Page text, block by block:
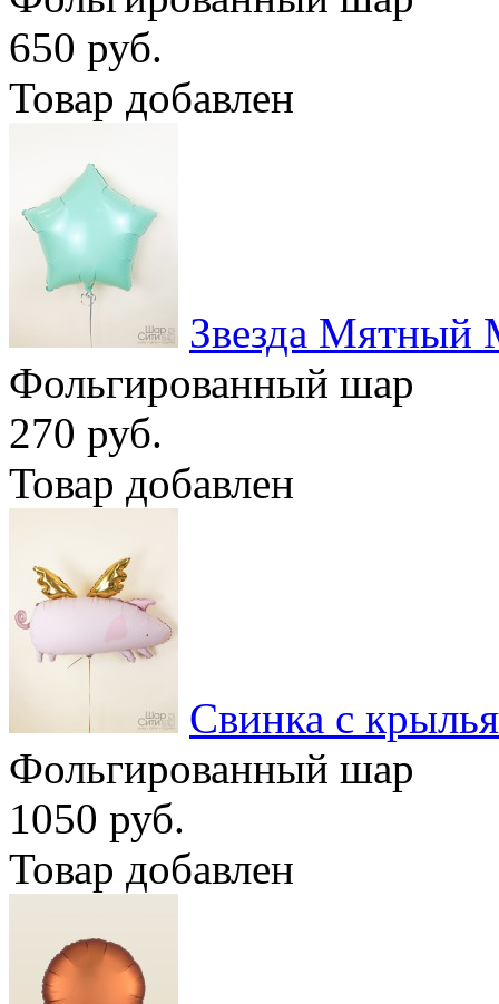
650 руб.
Товар добавлен
Звезда Мятный
Фольгированный шар
270 руб.
Товар добавлен
Свинка с
Фольгированный шар
1050 руб.
Товар добавлен